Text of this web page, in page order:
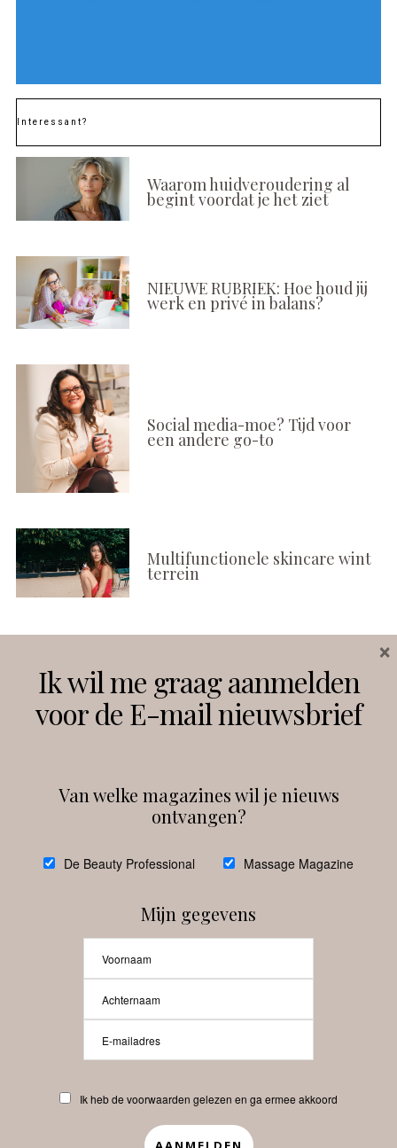
Interessant?
Waarom huidveroudering al
begint voordat je het ziet
NIEUWE RUBRIEK: Hoe houd jij
werk en privé in balans?
Social media-moe? Tijd voor
een andere go-to
Multifunctionele skincare wint
terrein
Instagram Facebook
debeautyprofessional
Beauty-Pro.nl
Abonneren Contact
Ik wil me graag aanmelden
voor de E-mail nieuwsbrief
Van welke magazines wil je nieuws
ontvangen?
De Beauty Professional Massage Magazine
Mijn gegevens
Ik heb de voorwaarden gelezen en ga ermee akkoord
×